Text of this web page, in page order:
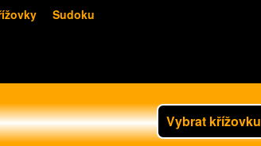
Sudoku
Vybrat křížovku